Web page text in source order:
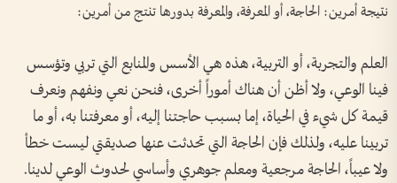
نتيجة أمرين: الحاجة، أو المعرفة، والمعرفة بدورها تنتج من أمرين:
العلم والتجربة، أو التربية، هذه هي الأسس والمنابع التي تربي وتؤسس
فينا الوعي، ولا أظن أن هناك أموراً أخرى، فنحن نعي ونفهم ونعرف
قيمة كل شيء في الحياة، إما بسبب حاجتنا إليه، أو معرفتنا به، أو ما
تربينا عليه، ولذلك فإن الحاجة التي تحدثت عنها صديقتي ليست خطأ
ولا عيباً، الحاجة مرجعية ومعلم جوهري وأساسي لحدوث الوعي لدينا.